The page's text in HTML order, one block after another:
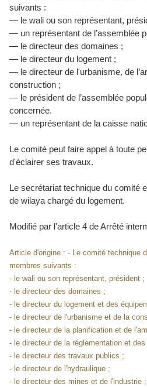
suivants :
— le wali ou son représentant,
— un représentant de l’assemblée
— le directeur des domaines ;
— le directeur du logement ;
— le directeur de l'urbanisme, de
construction ;
— le président de l’assemblée
concernée.
— un représentant de la caisse
Le comité peut faire appel à toute
d'éclairer ses travaux.
Le secrétariat technique du comité
de wilaya chargé du logement.
Modifié par l'article 4 deArrêté
Article d'origine : - Le comité technique
membres suivants :
- le wali ou son représentant, président ;
- le directeur des domaines ;
- le directeur du logement et des
- le directeur de l'urbanisme et de la
- le directeur de la planification et de
- le directeur de la réglementation et
- le directeur des travaux publics ;
- le directeur de l'hydraulique ;
- le directeur des mines et de l'industrie ;